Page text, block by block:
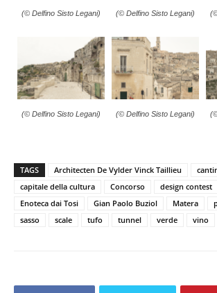
(© Delfino Sisto Legani) (© Delfino Sisto Legani)
(© Delfino Sisto Legani) (© Delfino Sisto Legani)
TAGS Architecten De Vylder Vinck Taillieu
capitale della cultura
Concorso design contest
Enoteca dai Tosi
Gian Paolo Buziol Matera
sasso
scale tufo tunnel verde vino